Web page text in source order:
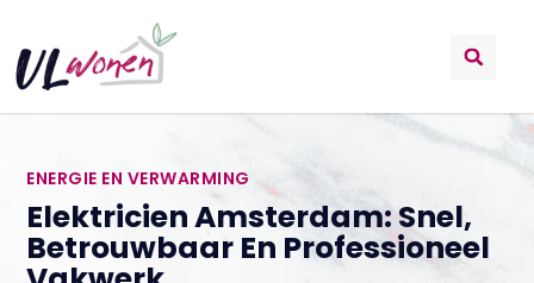
ENERGIE EN VERWARMING
Elektricien Amsterdam: Snel,
Betrouwbaar En Professioneel